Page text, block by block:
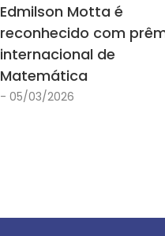
Edmilson Motta é
reconhecido com
internacional de
Matemática
- 05/03/2026